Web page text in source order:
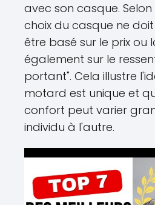
avec son casque. Selon
choix du casque ne
être basé sur le prix ou
également sur le
portant". Cela illustre
motard est unique et
confort peut varier
individu à l'autre.